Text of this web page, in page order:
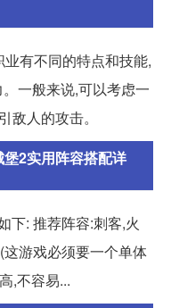
有不同的特点和技能,
一般来说,可以考虑一
敌人的攻击。
2实用阵容搭配详
下: 推荐阵容:刺客,火
游戏必须要一个单体
,不容易...